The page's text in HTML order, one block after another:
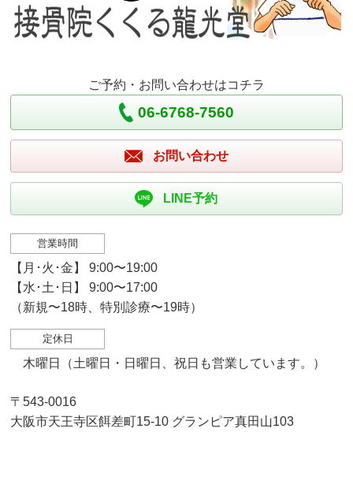
ご予約・お問い合わせはコチラ
06-6768-7560
お問い合わせ
LINE予約
営業時間
【月･火･金】 9:00〜19:00
【水･土･日】 9:00〜17:00
（新規〜18時、特別診療〜19時）
定休日
木曜日（土曜日・日曜日、祝日も営業しています。）
〒543-0016
大阪市天王寺区餌差町15-10 グランピア真田山103